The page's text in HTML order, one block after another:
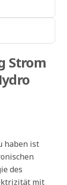
Strom
haben ist
des
mit